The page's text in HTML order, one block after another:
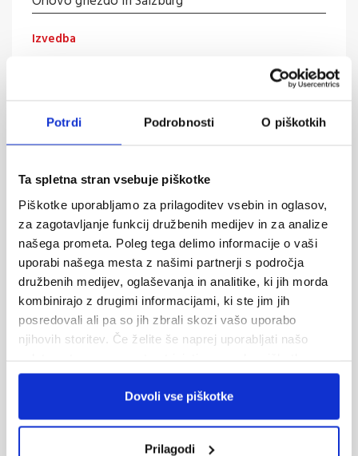
Potrdi Podrobnosti O piškotkih
Ta spletna stran vsebuje piškotke
Piškotke uporabljamo za prilagoditev vsebin in oglasov,
za zagotavljanje funkcij družbenih medijev in za analize
našega prometa. Poleg tega delimo informacije o vaši
uporabi našega mesta z našimi partnerji s področja
družbenih medijev, oglaševanja in analitike, ki jih morda
kombinirajo z drugimi informacijami, ki ste jim jih
posredovali ali pa so jih zbrali skozi vašo uporabo
njihovih storitev. Če želite še naprej uporabljati našo
Dovoli vse piškotke
Prilagodi
Izvedba
Oddaj povpraševanje
Informacije preko el. pošte
turizem@alpetour.si
Prodajna mreža